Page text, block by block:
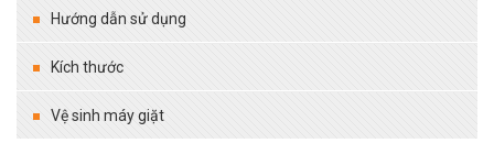
Hướng dẫn sử dụng
Kích thước
Vệ sinh máy giặt